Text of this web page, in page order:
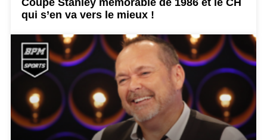
Coupe Stanley mémorable de 1986 et le CH
qui s’en va vers le mieux !